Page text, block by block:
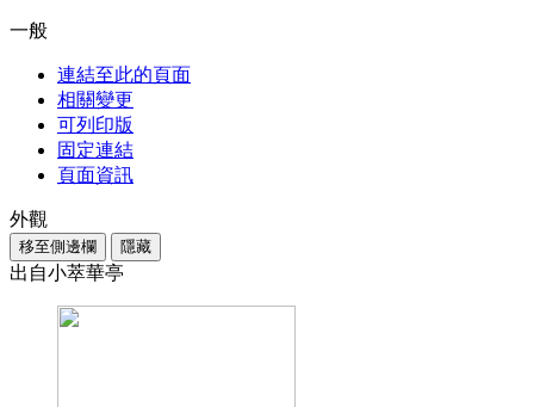
一般
連結至此的頁面
相關變更
可列印版
固定連結
頁面資訊
外觀
移至側邊欄 隱藏
出自小萃華亭